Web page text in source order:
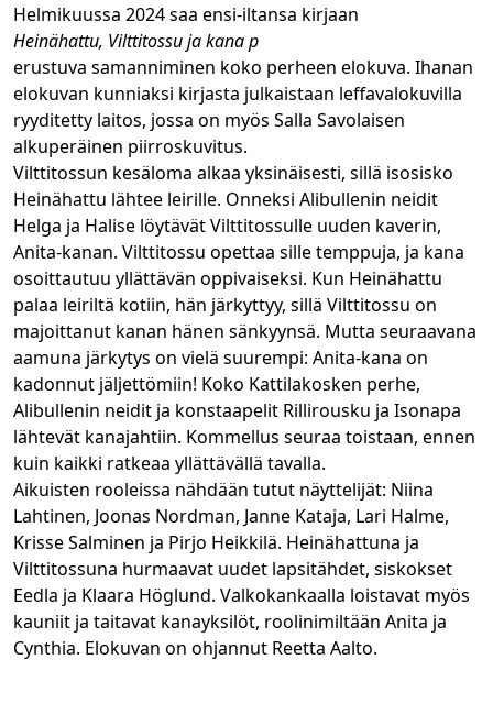
Helmikuussa 2024 saa ensi-iltansa kirjaan
Heinähattu, Vilttitossu ja kana p
erustuva samanniminen koko perheen elokuva. Ihanan
elokuvan kunniaksi kirjasta julkaistaan leffavalokuvilla
ryyditetty laitos, jossa on myös Salla Savolaisen
alkuperäinen piirroskuvitus.
Vilttitossun kesäloma alkaa yksinäisesti, sillä isosisko
Heinähattu lähtee leirille. Onneksi Alibullenin neidit
Helga ja Halise löytävät Vilttitossulle uuden kaverin,
Anita-kanan. Vilttitossu opettaa sille temppuja, ja kana
osoittautuu yllättävän oppivaiseksi. Kun Heinähattu
palaa leiriltä kotiin, hän järkyttyy, sillä Vilttitossu on
majoittanut kanan hänen sänkyynsä. Mutta seuraavana
aamuna järkytys on vielä suurempi: Anita-kana on
kadonnut jäljettömiin! Koko Kattilakosken perhe,
Alibullenin neidit ja konstaapelit Rillirousku ja Isonapa
lähtevät kanajahtiin. Kommellus seuraa toistaan, ennen
kuin kaikki ratkeaa yllättävällä tavalla.
Aikuisten rooleissa nähdään tutut näyttelijät: Niina
Lahtinen, Joonas Nordman, Janne Kataja, Lari Halme,
Krisse Salminen ja Pirjo Heikkilä. Heinähattuna ja
Vilttitossuna hurmaavat uudet lapsitähdet, siskokset
Eedla ja Klaara Höglund. Valkokankaalla loistavat myös
kauniit ja taitavat kanayksilöt, roolinimiltään Anita ja
Cynthia. Elokuvan on ohjannut Reetta Aalto.